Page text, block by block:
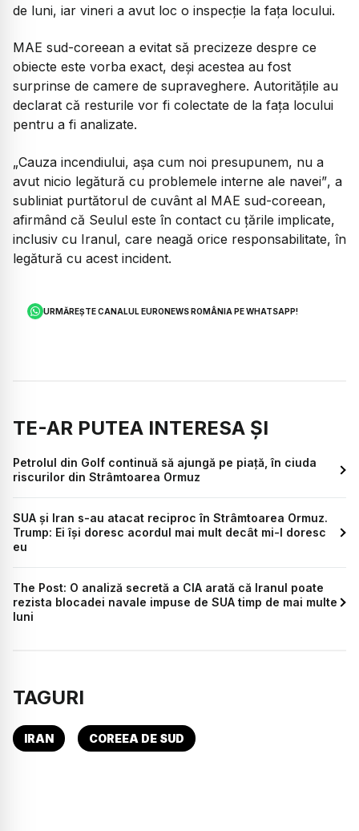
de luni, iar vineri a avut loc o inspecție la fața locului.
MAE sud-coreean a evitat să precizeze despre ce
obiecte este vorba exact, deși acestea au fost
surprinse de camere de supraveghere. Autoritățile au
declarat că resturile vor fi colectate de la fața locului
pentru a fi analizate.
„Cauza incendiului, așa cum noi presupunem, nu a
avut nicio legătură cu problemele interne ale navei”, a
subliniat purtătorul de cuvânt al MAE sud-coreean,
afirmând că Seulul este în contact cu țările implicate,
inclusiv cu Iranul, care neagă orice responsabilitate, în
legătură cu acest incident.
URMĂREȘTE CANALUL EURONEWS ROMÂNIA PE WHATSAPP!
TE-AR PUTEA INTERESA ȘI
Petrolul din Golf continuă să ajungă pe piață, în ciuda
riscurilor din Strâmtoarea Ormuz
SUA și Iran s-au atacat reciproc în Strâmtoarea Ormuz.
Trump: Ei își doresc acordul mai mult decât mi-l doresc
eu
The Post: O analiză secretă a CIA arată că Iranul poate
rezista blocadei navale impuse de SUA timp de mai multe
luni
TAGURI
IRAN COREEA DE SUD